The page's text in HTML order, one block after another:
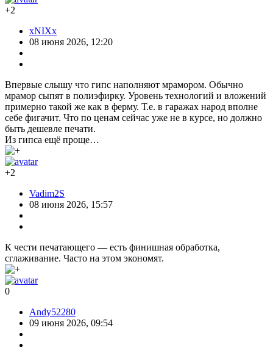
+2
xNIXx
08 июня 2026, 12:20
Впервые слышу что гипс наполняют мрамором. Обычно
мрамор сыпят в полиэфирку. Уровень технологий и вложений
примерно такой же как в ферму. Т.е. в гаражах народ вполне
себе фигачит. Что по ценам сейчас уже не в курсе, но должно
быть дешевле печати.
Из гипса ещё проще…
+2
Vadim2S
08 июня 2026, 15:57
К чести печатающего — есть финишная обработка,
сглаживание. Часто на этом экономят.
0
Andy52280
09 июня 2026, 09:54